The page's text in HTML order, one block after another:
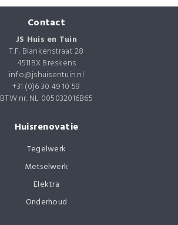
Contact
JS Huis en Tuin
T.F. Blankenstraat 28
4511BX Breskens
info@jshuisentuin.nl
+31 (0)6 30 49 10 59
BTW nr. NL 005032016B65
Huisrenovatie
Tegelwerk
Metselwerk
Elektra
Onderhoud